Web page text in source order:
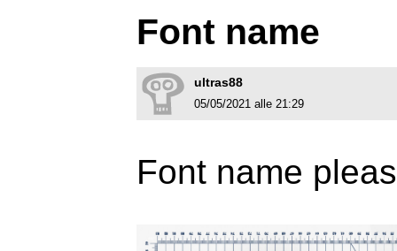
Font name
ultras88
05/05/2021 alle 21:29
Font name